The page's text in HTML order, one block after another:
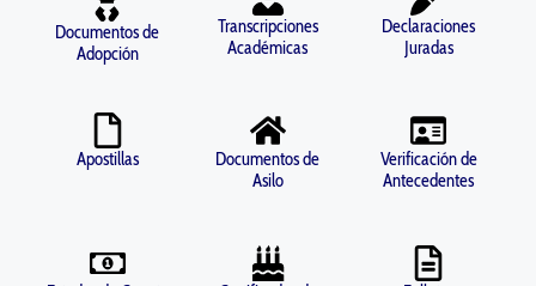
Documentos de
Adopción
Transcripciones
Académicas
Declaraciones
Juradas
Apostillas
Documentos de
Asilo
Verificación de
Antecedentes